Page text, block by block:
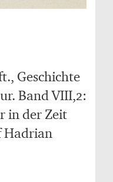
Geschichte
Band VIII,2:
in der Zeit
Hadrian